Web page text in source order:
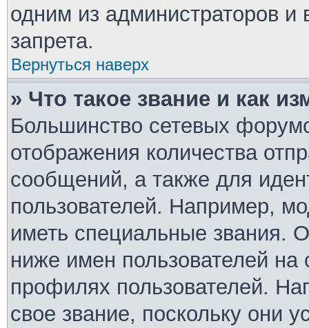
одним из администраторов и
запрета.
Вернуться наверх
» Что такое звание и как
Большинство сетевых
отображения количества
сообщений, а также для
пользователей. Например,
иметь специальные звания.
ниже имен пользователей на
профилях пользователей.
свое звание, поскольку они